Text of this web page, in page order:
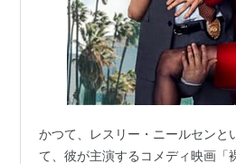
かつて、レスリー・ニールセンと
て、彼が主演するコメディ映画「